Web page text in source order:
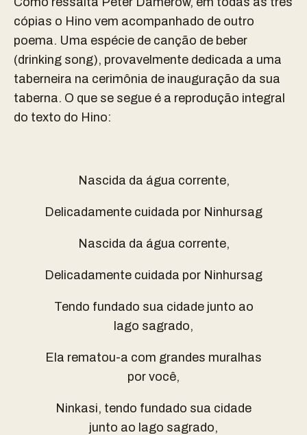
cópias o Hino vem acompanhado de outro
poema. Uma espécie de canção de beber
(drinking song), provavelmente dedicada a uma
taberneira na cerimônia de inauguração da sua
taberna. O que se segue é a reprodução integral
do texto do Hino:
Nascida da água corrente,
Delicadamente cuidada por Ninhursag
Nascida da água corrente,
Delicadamente cuidada por Ninhursag
Tendo fundado sua cidade junto ao
lago sagrado,
Ela rematou-a com grandes muralhas
por você,
Ninkasi, tendo fundado sua cidade
junto ao lago sagrado,